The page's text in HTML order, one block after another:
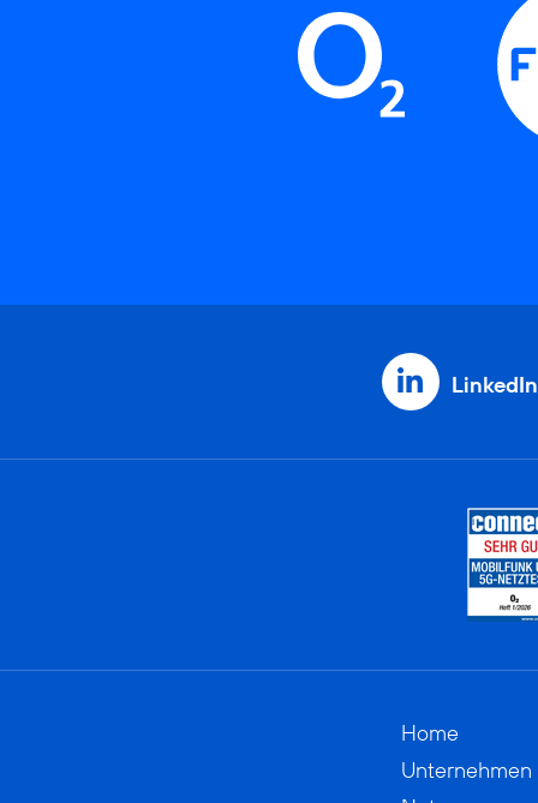
LinkedIn
Home
Unternehmen